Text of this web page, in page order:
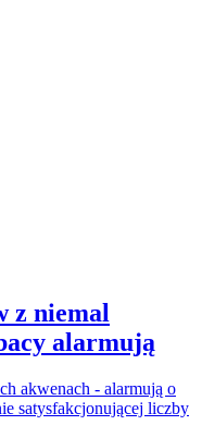
z niemal
alarmują
akwenach - alarmują o
satysfakcjonującej liczby